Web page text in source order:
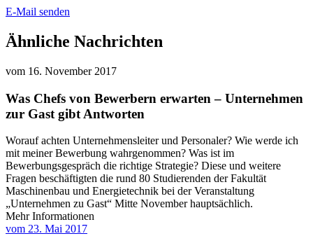
E-Mail senden
Ähnliche Nachrichten
vom 16. November 2017
Was Chefs von Bewerbern erwarten – Unternehmen
zur Gast gibt Antworten
Worauf achten Unternehmensleiter und Personaler? Wie werde ich
mit meiner Bewerbung wahrgenommen? Was ist im
Bewerbungsgespräch die richtige Strategie? Diese und weitere
Fragen beschäftigten die rund 80 Studierenden der Fakultät
Maschinenbau und Energietechnik bei der Veranstaltung
„Unternehmen zu Gast“ Mitte November hauptsächlich.
Mehr Informationen
vom 23. Mai 2017